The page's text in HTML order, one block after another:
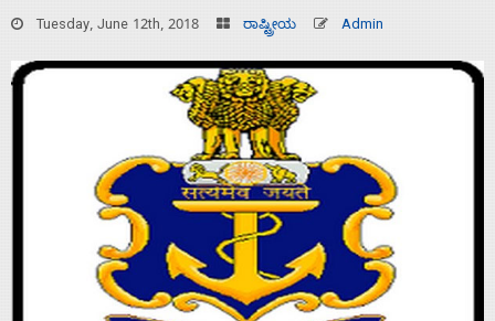
Tuesday, June 12th, 2018 ರಾಷ್ಟ್ರೀಯ Admin